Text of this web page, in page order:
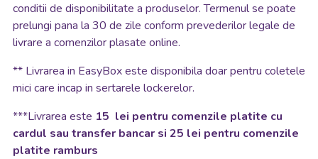
conditii de disponibilitate a produselor. Termenul se poate
prelungi pana la 30 de zile conform prevederilor legale de
livrare a comenzilor plasate online.
** Livrarea in EasyBox este disponibila doar pentru coletele
mici care incap in sertarele lockerelor.
***Livrarea este 15 lei pentru comenzile platite cu
cardul sau transfer bancar si 25 lei pentru comenzile
platite ramburs